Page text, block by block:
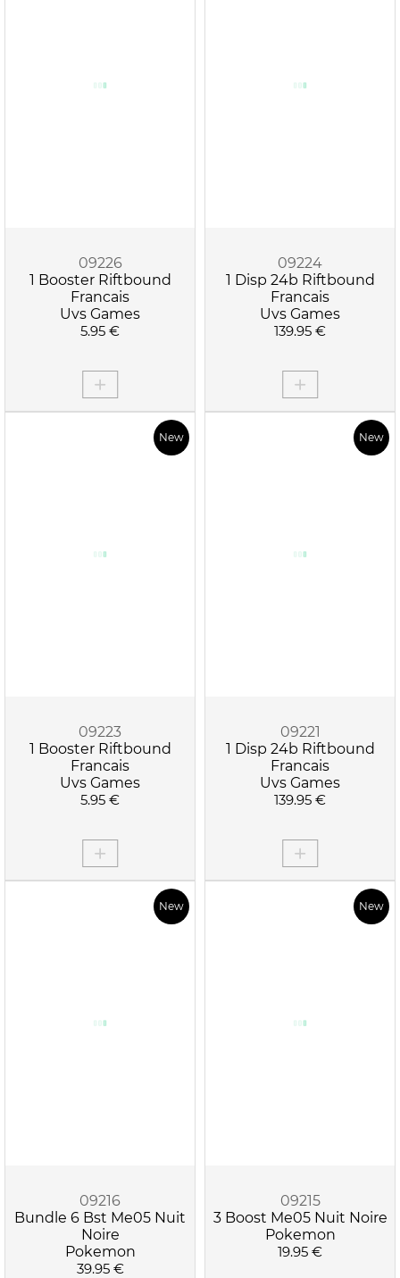
09226
1 Booster Riftbound
Francais
Uvs Games
5.95 €
09224
1 Disp 24b Riftbound
Francais
Uvs Games
139.95 €
New
09223
1 Booster Riftbound
Francais
Uvs Games
5.95 €
New
09221
1 Disp 24b Riftbound
Francais
Uvs Games
139.95 €
New
09216
Bundle 6 Bst Me05 Nuit
Noire
Pokemon
39.95 €
New
09215
3 Boost Me05 Nuit Noire
Pokemon
19.95 €